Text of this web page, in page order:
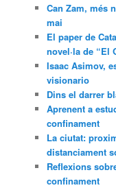
Can Zam, més
mai
El paper de
novel·la de “El
Isaac Asimov,
visionario
Dins el darrer
Aprenent a
confinament
La ciutat:
distanciament
Reflexions
confinament